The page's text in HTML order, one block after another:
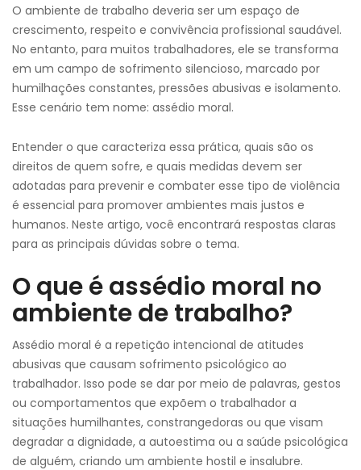
O ambiente de trabalho deveria ser um espaço de
crescimento, respeito e convivência profissional saudável.
No entanto, para muitos trabalhadores, ele se transforma
em um campo de sofrimento silencioso, marcado por
humilhações constantes, pressões abusivas e isolamento.
Esse cenário tem nome: assédio moral.
Entender o que caracteriza essa prática, quais são os
direitos de quem sofre, e quais medidas devem ser
adotadas para prevenir e combater esse tipo de violência
é essencial para promover ambientes mais justos e
humanos. Neste artigo, você encontrará respostas claras
para as principais dúvidas sobre o tema.
O que é assédio moral no
ambiente de trabalho?
Assédio moral é a repetição intencional de atitudes
abusivas que causam sofrimento psicológico ao
trabalhador. Isso pode se dar por meio de palavras, gestos
ou comportamentos que expõem o trabalhador a
situações humilhantes, constrangedoras ou que visam
degradar a dignidade, a autoestima ou a saúde psicológica
de alguém, criando um ambiente hostil e insalubre.